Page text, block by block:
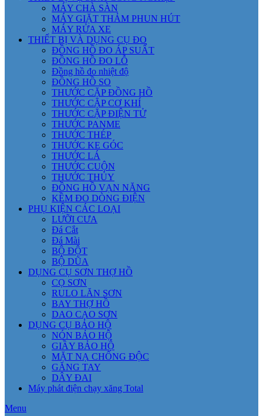
MÁY CHÀ SÀN
MÁY GIẶT THẢM PHUN HÚT
MÁY RỬA XE
THIẾT BỊ VÀ DỤNG CỤ ĐO
ĐỒNG HỒ ĐO ÁP SUẤT
ĐỒNG HỒ ĐO LỖ
Đồng hồ đo nhiệt độ
ĐỒNG HỒ SO
THƯỚC CẶP ĐỒNG HỒ
THƯỚC CẶP CƠ KHÍ
THƯỚC CẶP ĐIỆN TỬ
THƯỚC PANME
THƯỚC THÉP
THƯỚC KE GÓC
THƯỚC LÁ
THƯỚC CUỘN
THƯỚC THỦY
ĐỒNG HỒ VẠN NĂNG
KỀM ĐO DÒNG ĐIỆN
PHỤ KIỆN CÁC LOẠI
LƯỠI CƯA
Đá Cắt
Đá Mài
BỘ ĐỘT
BỘ DŨA
DỤNG CỤ SƠN THỢ HỒ
CỌ SƠN
RULO LĂN SƠN
BAY THỢ HỒ
DAO CẠO SƠN
DỤNG CỤ BẢO HỘ
NÓN BẢO HỘ
GIẦY BẢO HỘ
MẶT NẠ CHỐNG ĐỘC
GĂNG TAY
DÂY ĐAI
Máy phát điện chạy xăng Total
Menu